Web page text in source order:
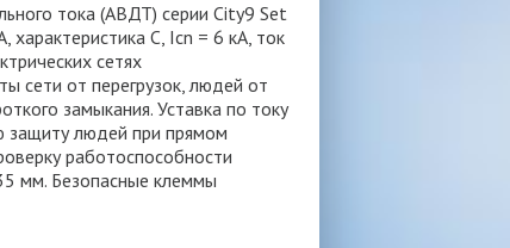
тока (АВДТ) серии City9 Set
С, Icn = 6 кА, ток
сетях
сети от перегрузок, людей от
замыкания. Уставка по току
защиту людей при прямом
работоспособности
мм. Безопасные клеммы